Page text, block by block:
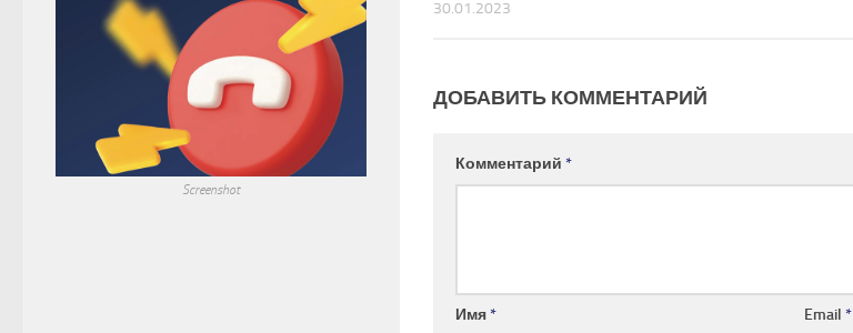
30.01.2023
ДОБАВИТЬ КОММЕНТАРИЙ
Комментарий *
Имя* Email*
Screenshot